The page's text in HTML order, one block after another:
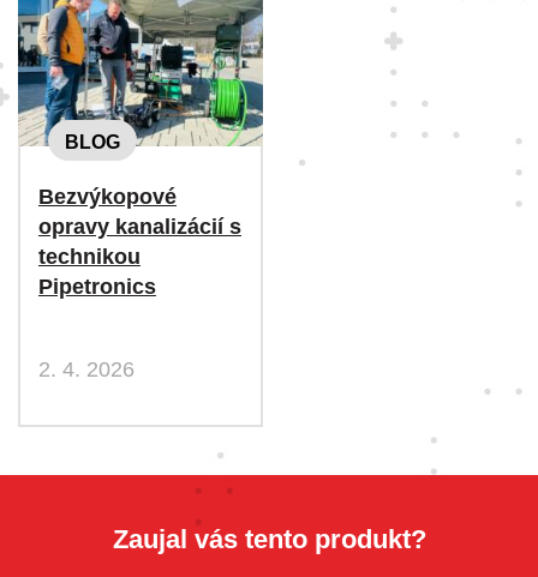
BLOG
Bezvýkopové
opravy kanalizácií s
technikou
Pipetronics
2. 4. 2026
Zaujal vás tento produkt?